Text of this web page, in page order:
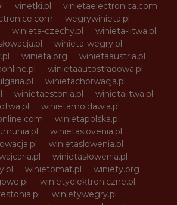
vinetki.pl
vinietaelectronica.com
wegrywinieta.pl
winieta-czechy.pl
winieta-litwa.pl
winieta-wegry.pl
winieta.org
winietaaustria.pl
winietaautostradowa.pl
winietachorwacja.pl
winietaestonia.pl
winietalitwa.pl
winietamoldawia.pl
winietapolska.pl
winietaslovenia.pl
winietaslowenia.pl
winietasłowenia.pl
winietomat.pl
winiety.org
winietyelektroniczne.pl
winietywegry.pl